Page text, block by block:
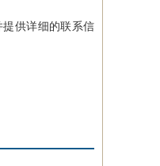
供详细的联系信